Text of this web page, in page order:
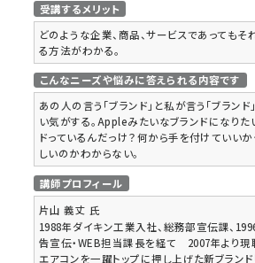
受講するメリット
どのような企業、商品、サービスであってもそ
る方法がわかる。
こんなニーズや悩みに答えられる内容です
あの人の言う「ブランド」と私が言う「ブラン
い気がする。Appleみたいなブランドになりた
ドっているんだっけ？何から手を付けていい
しいのかわからない。
講師プロフィール
片山 義丈 氏
1988年ダイキン工業入社、総務部宣伝課、
告宣伝・WEB担当課長を経て 2007年より現
エアコンを一躍トップに押し上げた新ブランド